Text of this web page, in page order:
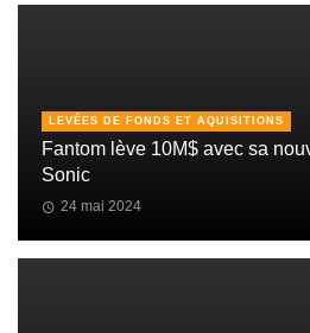
LEVÉES DE FONDS ET AQUISITIONS
Fantom lève 10M$ avec sa
Sonic
24 mai 2024